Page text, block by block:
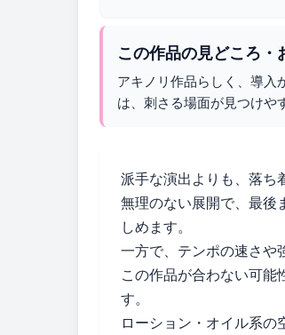
この作品の見どころ・
アキノリ作品らしく、導入
は、刺さる場面が見つけや
派手な演出よりも、落ち
無理のない展開で、最後
しめます。
一方で、テンポの速さや
この作品が合わない可
す。
ローション・オイル系